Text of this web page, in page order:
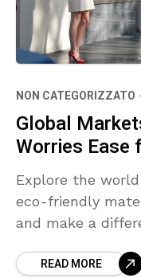
NON CATEGORIZZATO
Global
Worries Ease
Explore the
eco-friendly
and make a
READ MORE